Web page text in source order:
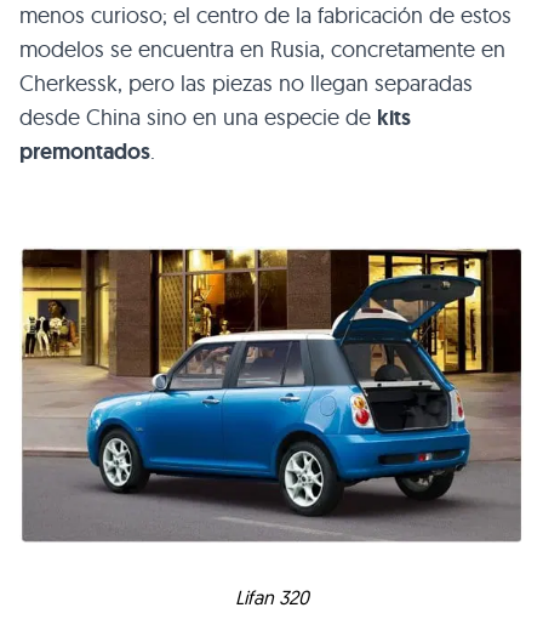
menos curioso; el centro de la fabricación de estos
modelos se encuentra en Rusia, concretamente en
Cherkessk, pero las piezas no llegan separadas
desde China sino en una especie de kits
premontados.
Lifan 320